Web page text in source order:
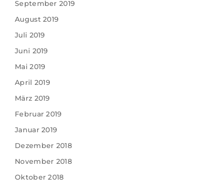
September 2019
August 2019
Juli 2019
Juni 2019
Mai 2019
April 2019
März 2019
Februar 2019
Januar 2019
Dezember 2018
November 2018
Oktober 2018